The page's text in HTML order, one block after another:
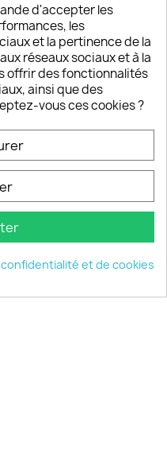
6/7J de 10h à 18H


keyboard_arrow_down
d'accepter les
les
et la pertinence de la
réseaux sociaux et à la
offrir des fonctionnalités
ainsi que des
vous ces cookies ?
et de cookies